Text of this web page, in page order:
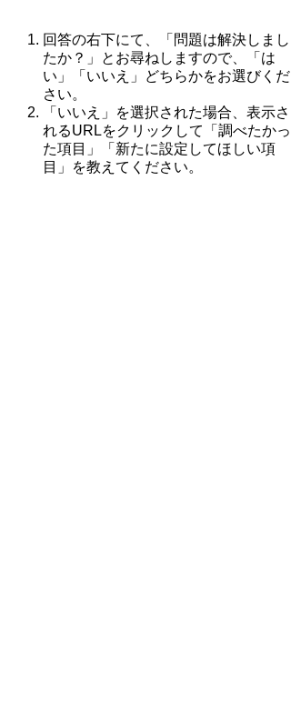
回答の右下にて、「問題は解決しまし
たか？」とお尋ねしますので、「は
い」「いいえ」どちらかをお選びくだ
さい。
「いいえ」を選択された場合、表示さ
れるURLをクリックして「調べたかっ
た項目」「新たに設定してほしい項
目」を教えてください。